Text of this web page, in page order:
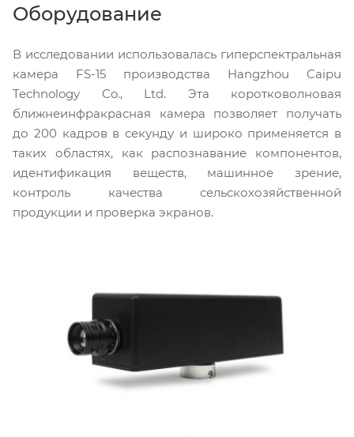
Оборудование
В исследовании использовалась гиперспектральная
камера FS-15 производства Hangzhou Caipu
Technology Co., Ltd. Эта коротковолновая
ближнеинфракрасная камера позволяет получать
до 200 кадров в секунду и широко применяется в
таких областях, как распознавание компонентов,
идентификация веществ, машинное зрение,
контроль качества сельскохозяйственной
продукции и проверка экранов.